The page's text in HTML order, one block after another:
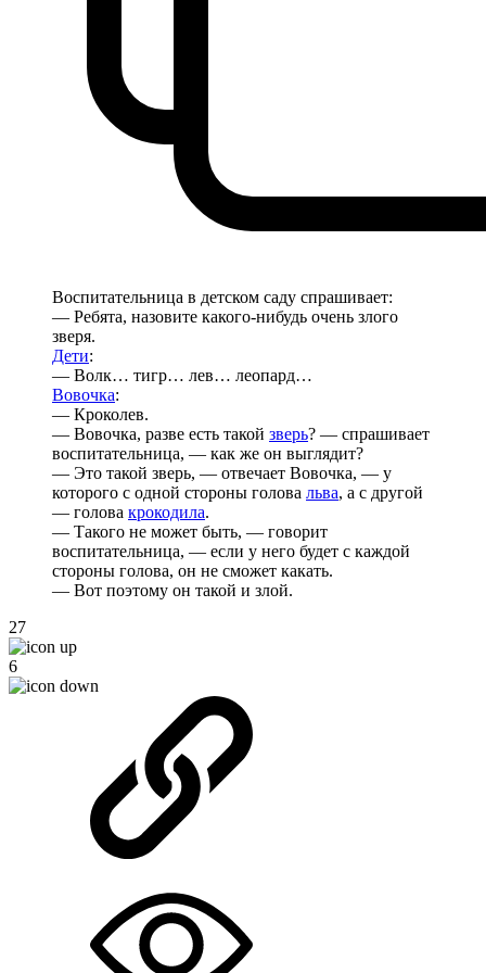
Воспитательница в детском саду спрашивает:
— Ребята, назовите какого-нибудь очень злого
зверя.
Дети:
— Волк… тигр… лев… леопард…
Вовочка:
— Кроколев.
— Вовочка, разве есть такой зверь? — спрашивает
воспитательница, — как же он выглядит?
— Это такой зверь, — отвечает Вовочка, — у
которого с одной стороны голова льва, а с другой
— голова крокодила.
— Такого не может быть, — говорит
воспитательница, — если у него будет с каждой
стороны голова, он не сможет какать.
— Вот поэтому он такой и злой.
27
6